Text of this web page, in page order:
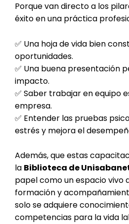
Porque van directo a los
éxito en una práctica
✅ Una hoja de vida bien
oportunidades.
✅ Una buena presentación
impacto.
✅ Saber trabajar en equipo
empresa.
✅ Entender las pruebas
estrés y mejora el
Además, que estas
la Biblioteca de
papel como un espacio vivo
formación y
solo se adquiere
competencias para la vida